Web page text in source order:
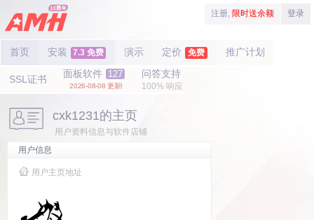
注册, 限时送余额 登录
首页 安装 7.3 免费 演示 定价 免费 推广计划
SSL证书 面板软件 127
2026-08-08 更新!
问答支持
100% 响应
cxk1231的主页
用户资料信息与软件店铺
用户信息
用户主页地址